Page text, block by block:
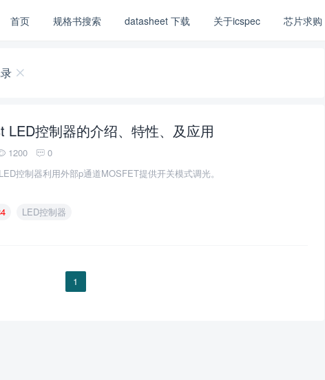
首页 规格书搜索 datasheet 下载 关于icspec 芯片求购
LED控制器的介绍、特性、及应用
1200
0
控制器利用外部p通道MOSFET提供开关模式调光。
LED控制器
1